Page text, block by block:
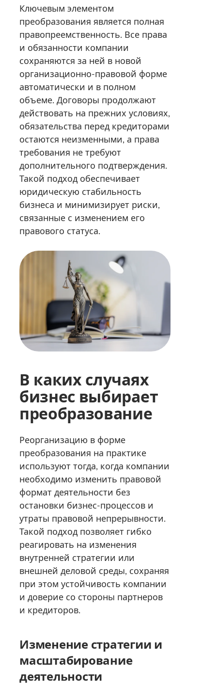
Ключевым элементом
преобразования является полная
правопреемственность. Все права
и обязанности компании
сохраняются за ней в новой
организационно-правовой форме
автоматически и в полном
объеме. Договоры продолжают
действовать на прежних условиях,
обязательства перед кредиторами
остаются неизменными, а права
требования не требуют
дополнительного подтверждения.
Такой подход обеспечивает
юридическую стабильность
бизнеса и минимизирует риски,
связанные с изменением его
правового статуса.
В каких случаях
бизнес выбирает
преобразование
Реорганизацию в форме
преобразования на практике
используют тогда, когда компании
необходимо изменить правовой
формат деятельности без
остановки бизнес-процессов и
утраты правовой непрерывности.
Такой подход позволяет гибко
реагировать на изменения
внутренней стратегии или
внешней деловой среды, сохраняя
при этом устойчивость компании
и доверие со стороны партнеров
и кредиторов.
Изменение стратегии и
масштабирование
деятельности